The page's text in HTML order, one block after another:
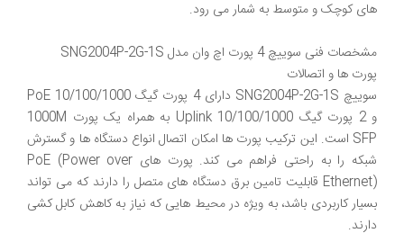
سوییچ SNG2004P-2G-1S دارای 4 پورت گیگ 10/100/1000 PoE
و 2 پورت گیگ 10/100/1000 Uplink به همراه یک پورت 1000M
SFP است. این ترکیب پورت ها امکان اتصال انواع دستگاه ها و گسترش
شبکه را به راحتی فراهم می کند. پورت های PoE (Power over
Ethernet) قابلیت تامین برق دستگاه های متصل را دارند که می تواند
بسیار کاربردی باشد، به ویژه در محیط هایی که نیاز به کاهش کابل کشی